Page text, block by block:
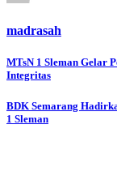
madrasah
Navigasi
pos
MTsN 1 Sleman Gelar
Integritas
BDK Semarang
1 Sleman